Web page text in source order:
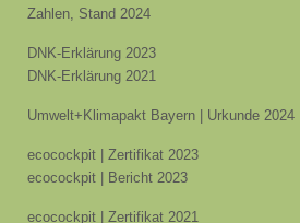
Zahlen, Stand 2024
DNK-Erklärung 2023
DNK-Erklärung 2021
Umwelt+Klimapakt Bayern | Urkunde 2024
ecocockpit | Zertifikat 2023
ecocockpit | Bericht 2023
ecocockpit | Zertifikat 2021